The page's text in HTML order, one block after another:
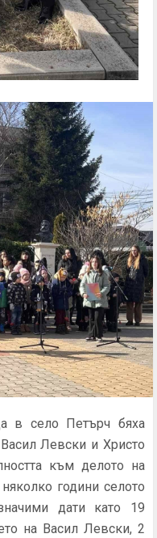
в село Петърч бяха
Левски и Христо
към делото на
години селото
дати като 19
на Васил Левски, 2